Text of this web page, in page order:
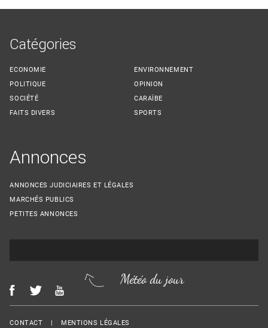
Catégories
ECONOMIE
POLITIQUE
SOCIÉTÉ
FAITS DIVERS
ENVIRONNEMENT
OPINION
CARAÏBE
SPORTS
Annonces
ANNONCES JUDICIAIRES ET LÉGALES
MARCHÉS PUBLICS
PETITES ANNONCES
Météo du jour
Menu Footer
CONTACT MENTIONS LÉGALES